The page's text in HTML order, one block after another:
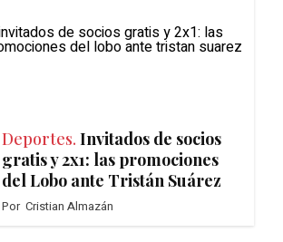
Deportes. Invitados de socios
gratis y 2x1: las promociones
del Lobo ante Tristán Suárez
Por Cristian Almazán